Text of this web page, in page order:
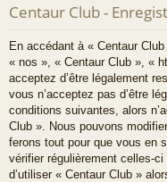
Centaur Club -
En accédant à « Centaur
« nos », « Centaur Club », «
acceptez d’être légalement
vous n’acceptez pas d’être
conditions suivantes, alors
Club ». Nous pouvons
ferons tout pour que vous en
vérifier régulièrement celles-
d’utiliser « Centaur Club »